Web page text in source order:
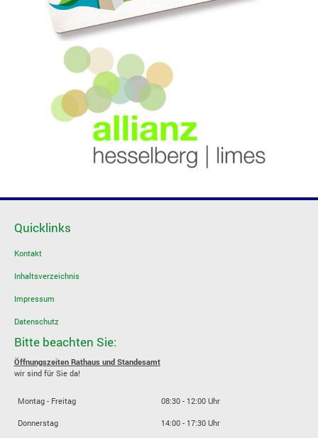
Quicklinks
Kontakt
Inhaltsverzeichnis
Impressum
Datenschutz
Bitte beachten Sie:
Öffnungszeiten Rathaus und Standesamt
wir sind für Sie da!
Montag - Freitag 08:30 - 12:00 Uhr
Donnerstag 14:00 - 17:30 Uhr